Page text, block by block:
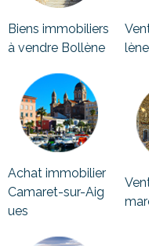
Biens immobiliers
à vendre Bollène
lène
Achat immobilier
Camaret-sur-Aig
ues